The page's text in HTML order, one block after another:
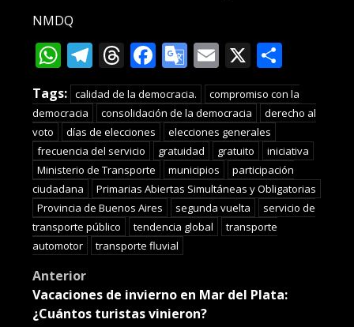
NMDQ
WhatsApp
Telegram
Threads
Facebook
Google
Translate
Email
X
Tags: calidad de la democracia.
compromiso con la
democracia
consolidación de la democracia
derecho al
voto
días de elecciones
elecciones generales
frecuencia del servicio
gratuidad gratuito
iniciativa
Ministerio de Transporte
municipios
participación
ciudadana
Primarias Abiertas Simultáneas y Obligatorias
Provincia de Buenos Aires
segunda vuelta
servicio de
transporte público
tendencia global
transporte
automotor
transporte fluvial
Post
navigation
Anterior
Vacaciones de invierno en Mar del Plata:
¿Cuántos turistas vinieron?